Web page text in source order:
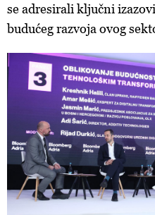
se adresirali ključni
budućeg razvoja ovog